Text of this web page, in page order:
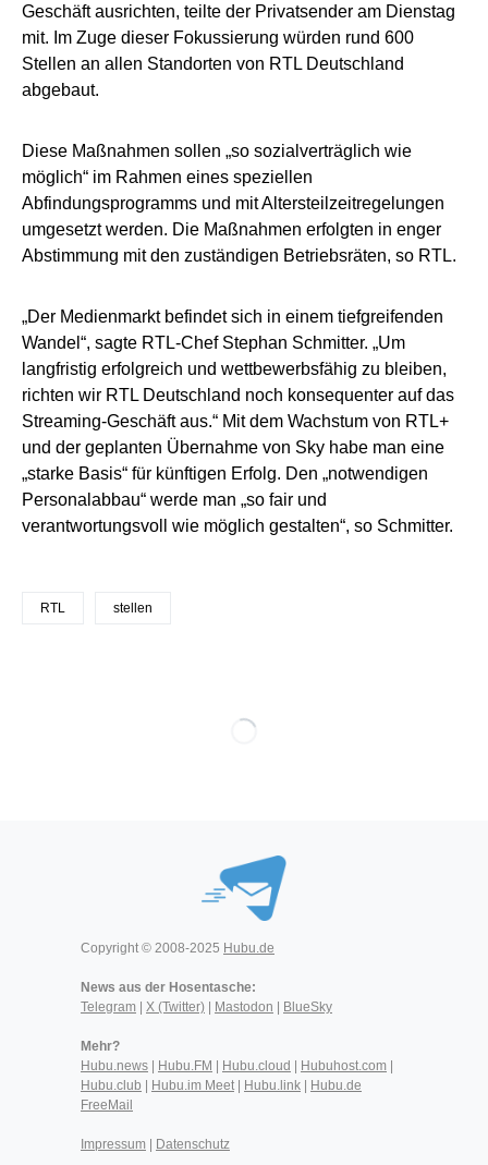
Geschäft ausrichten, teilte der Privatsender am Dienstag
mit. Im Zuge dieser Fokussierung würden rund 600
Stellen an allen Standorten von RTL Deutschland
abgebaut.
Diese Maßnahmen sollen „so sozialverträglich wie
möglich“ im Rahmen eines speziellen
Abfindungsprogramms und mit Altersteilzeitregelungen
umgesetzt werden. Die Maßnahmen erfolgten in enger
Abstimmung mit den zuständigen Betriebsräten, so RTL.
„Der Medienmarkt befindet sich in einem tiefgreifenden
Wandel“, sagte RTL-Chef Stephan Schmitter. „Um
langfristig erfolgreich und wettbewerbsfähig zu bleiben,
richten wir RTL Deutschland noch konsequenter auf das
Streaming-Geschäft aus.“ Mit dem Wachstum von RTL+
und der geplanten Übernahme von Sky habe man eine
„starke Basis“ für künftigen Erfolg. Den „notwendigen
Personalabbau“ werde man „so fair und
verantwortungsvoll wie möglich gestalten“, so Schmitter.
RTL stellen
Copyright © 2008-2025 Hubu.de
News aus der Hosentasche:
Telegram
X (Twitter) Mastodon BlueSky
Mehr?
Hubu.news
Hubu.FM Hubu.cloud Hubuhost.com
Hubu.club
Hubu.im Meet| Hubu.link
Hubu.de
FreeMail
Impressum Datenschutz